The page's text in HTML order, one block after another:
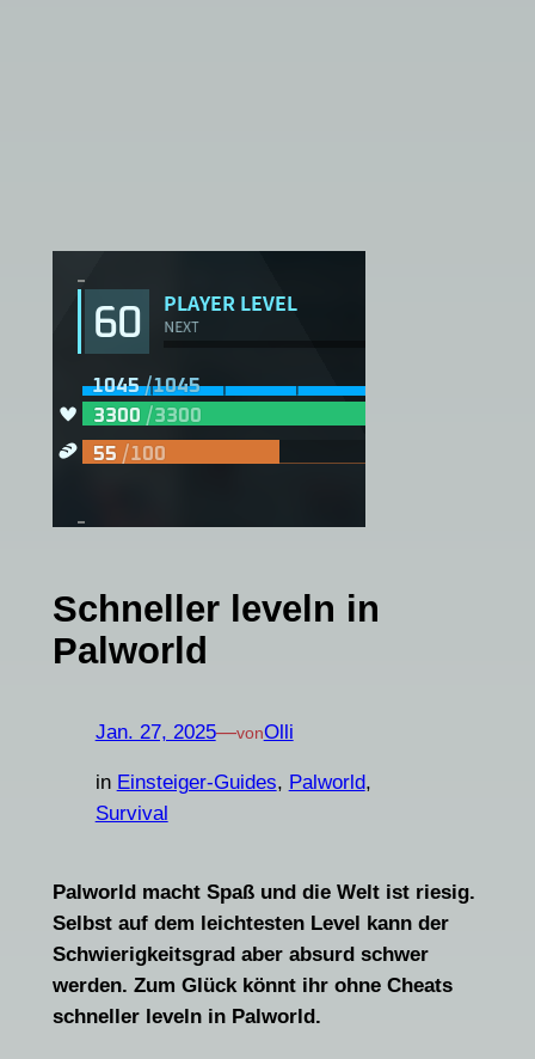
Schneller leveln in
Palworld
Jan. 27, 2025—vonOlli
in Einsteiger-Guides, Palworld
Survival
Palworld macht Spaß und die Welt ist riesig.
Selbst auf dem leichtesten Level kann der
Schwierigkeitsgrad aber absurd schwer
werden. Zum Glück könnt ihr ohne Cheats
schneller leveln in Palworld.